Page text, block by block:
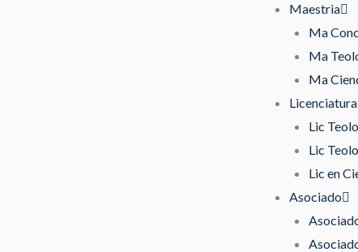
Maestria
Ma
Ma
Ma
Licenciatura
Lic
Lic
Lic en
Asociado